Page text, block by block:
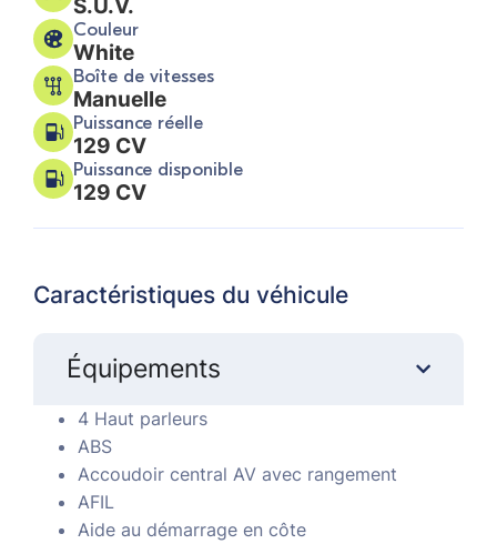
S.U.V.
Couleur
White
Boîte de vitesses
Manuelle
Puissance réelle
129 CV
Puissance disponible
129 CV
Caractéristiques du véhicule
Équipements
4 Haut parleurs
ABS
Accoudoir central AV avec rangement
AFIL
Aide au démarrage en côte